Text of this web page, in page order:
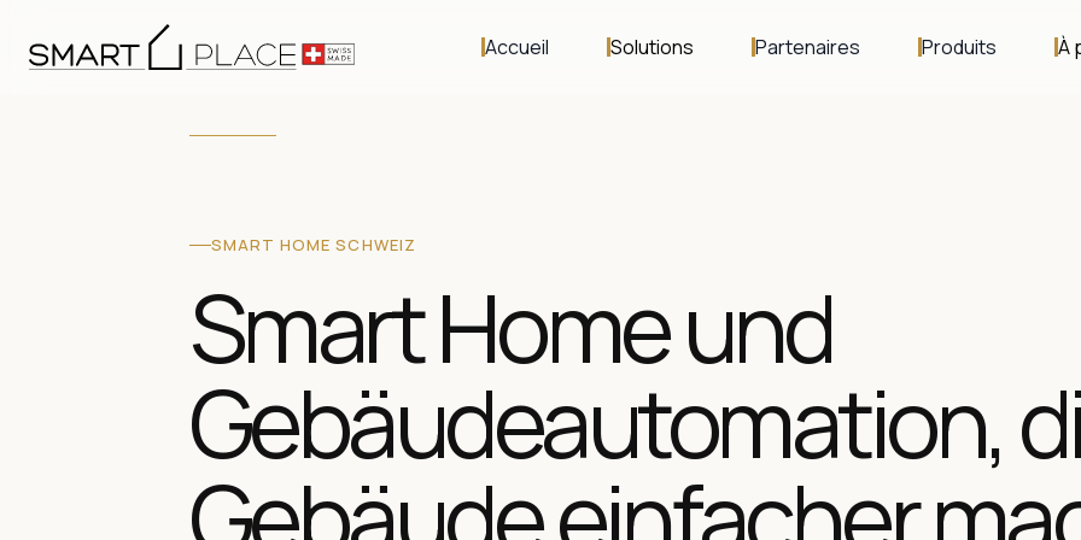
Accueil Solutions Partenaires Produits À
SMART HOME SCHWEIZ
Smart Home und
Gebäudeautomation,